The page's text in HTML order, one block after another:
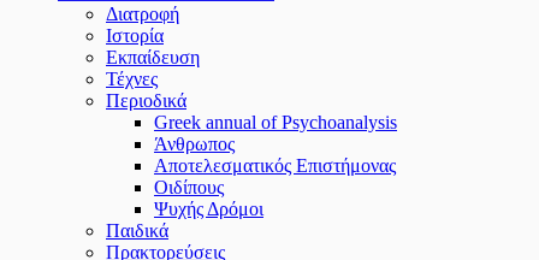
Διατροφή
Ιστορία
Εκπαίδευση
Τέχνες
Περιοδικά
Greek annual of Psychoanalysis
Άνθρωπος
Αποτελεσματικός Επιστήμονας
Οιδίπους
Ψυχής Δρόμοι
Παιδικά
Πρακτoρεύσεις